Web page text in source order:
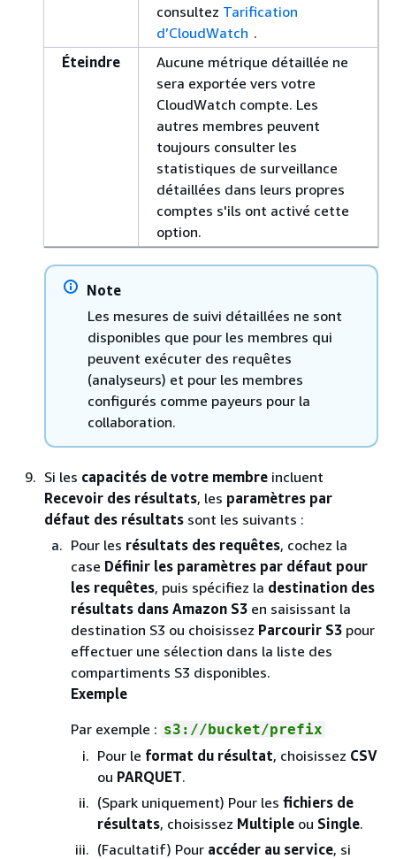
consultez Tarification
d’CloudWatch .
Éteindre
Aucune métrique détaillée ne
sera exportée vers votre
CloudWatch compte. Les
autres membres peuvent
toujours consulter les
statistiques de surveillance
détaillées dans leurs propres
comptes s'ils ont activé cette
option.
Note
Les mesures de suivi détaillées ne sont
disponibles que pour les membres qui
peuvent exécuter des requêtes
(analyseurs) et pour les membres
configurés comme payeurs pour la
collaboration.
Si les capacités de votre membre incluent
Recevoir des résultats, les paramètres par
défaut des résultats sont les suivants :
Pour les résultats des requêtes, cochez la
case Définir les paramètres par défaut pour
les requêtes, puis spécifiez la destination des
résultats dans Amazon S3 en saisissant la
destination S3 ou choisissez Parcourir S3 pour
effectuer une sélection dans la liste des
compartiments S3 disponibles.
Exemple
Par exemple : s3://bucket/prefix
Pour le format du résultat, choisissez CSV
ou PARQUET.
(Spark uniquement) Pour les fichiers de
résultats, choisissez Multiple ou Single.
(Facultatif) Pour accéder au service, si